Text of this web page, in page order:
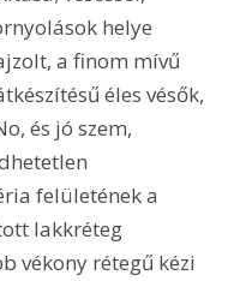
helye
a finom mívű
éles vésők,
és jó szem,
felületének a
lakkréteg
vékony rétegű kézi